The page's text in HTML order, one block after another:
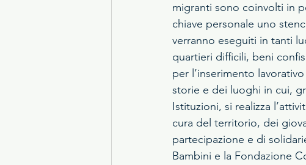
migranti sono coinvolti in
chiave personale uno
verranno eseguiti in tanti
quartieri difficili, beni
per l’inserimento
storie e dei luoghi in cui,
Istituzioni, si realizza
cura del territorio, dei
partecipazione e di
Bambini e la Fondazione